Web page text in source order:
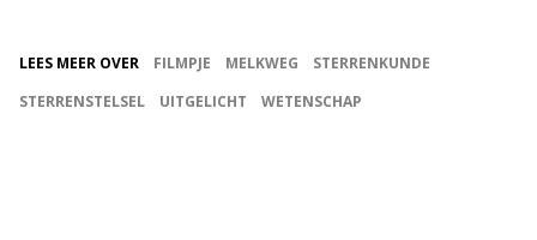
LEES MEER OVER FILMPJE MELKWEG
STERRENKUNDE
STERRENSTELSEL
UITGELICHT WETENSCHAP